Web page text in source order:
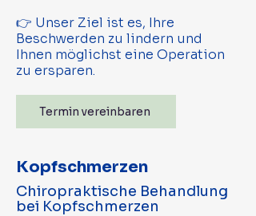
👉 Unser Ziel ist es, Ihre
Beschwerden zu lindern und
Ihnen möglichst eine Operation
zu ersparen.
Termin vereinbaren
Kopfschmerzen
Chiropraktische Behandlung
bei Kopfschmerzen